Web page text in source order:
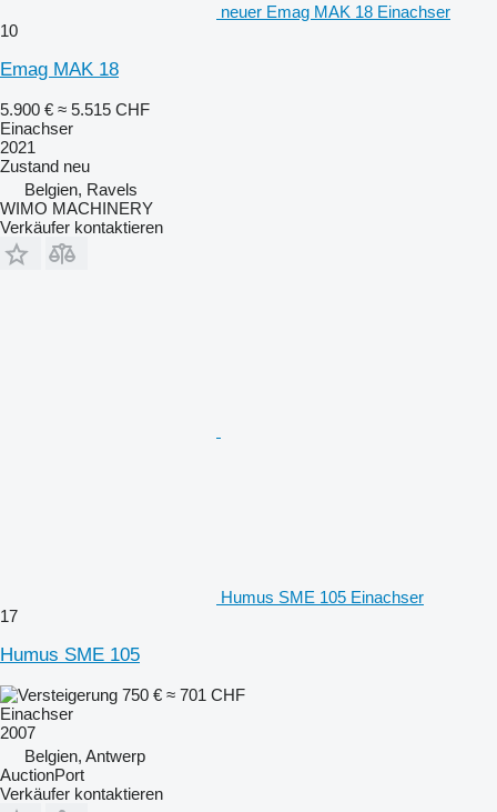
neuer Emag MAK 18 Einachser
10
Emag MAK 18
5.900 € ≈ 5.515 CHF
Einachser
2021
Zustand neu
Belgien, Ravels
WIMO MACHINERY
Verkäufer kontaktieren
Humus SME 105 Einachser
17
Humus SME 105
750 € ≈ 701 CHF
Einachser
2007
Belgien, Antwerp
AuctionPort
Verkäufer kontaktieren